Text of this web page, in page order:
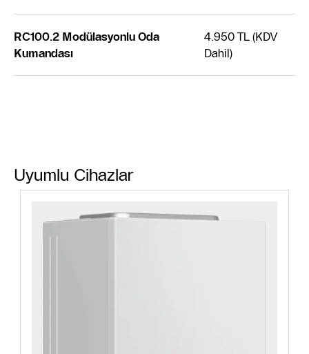
RC100.2 Modülasyonlu Oda
Kumandası
4.950 TL (KDV
Dahil)
Uyumlu Cihazlar